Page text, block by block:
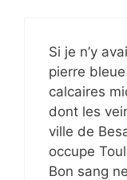
Si je n’y
pierre
calcaires
dont les
ville de
occupe
Bon sang